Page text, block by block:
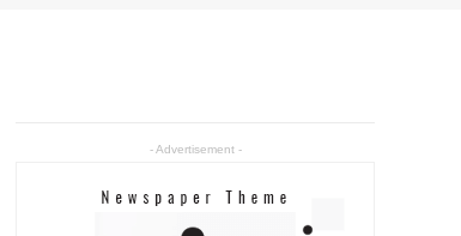
- Advertisement -